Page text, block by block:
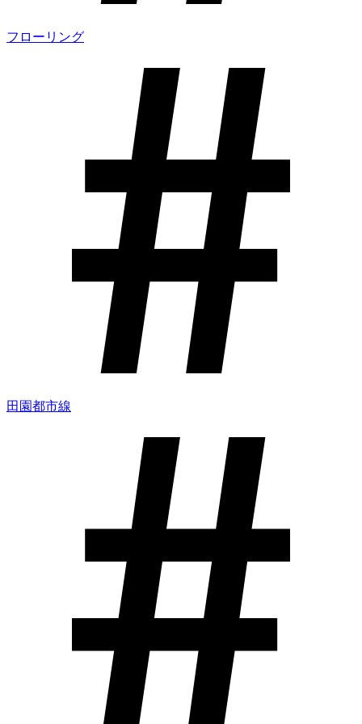
フローリング
田園都市線